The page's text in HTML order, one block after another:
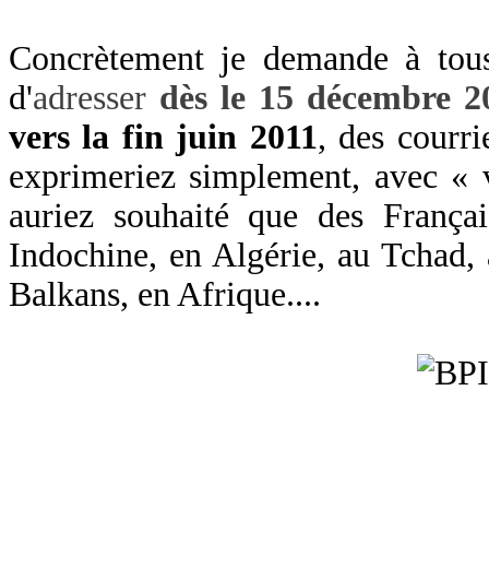
Concrètement je demande à
d'adresser dès le 15 décembre
vers la fin juin 2011, des
exprimeriez simplement, avec
auriez souhaité que des
Indochine, en Algérie, au
Balkans, en Afrique....